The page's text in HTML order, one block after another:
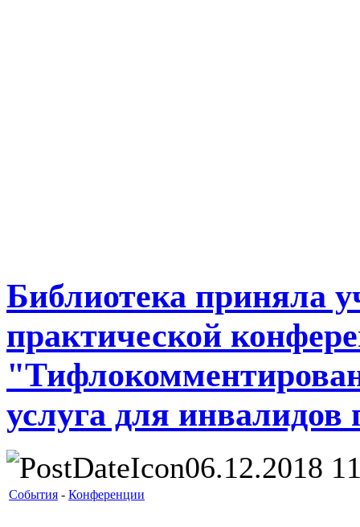
Библиотека приняла
практической
услуга для
06.12.2018
События - Конференции